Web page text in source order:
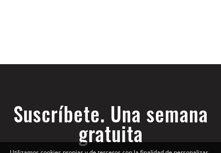
Suscríbete. Una semana
gratuita